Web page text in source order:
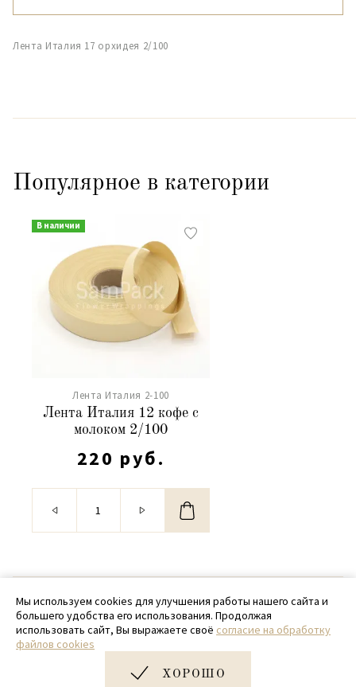
Лента Италия 17 орхидея 2/100
Популярное в категории
В наличии
Лента Италия 2-100
Лента Италия 12 кофе с
молоком 2/100
220 руб.
© 2020 - 2026 SamPack
+ 7 (918) 699-97-87
zakaz@sampack.store
Дизайн и разработка сайта
Мы используем cookies для улучшения работы нашего сайта и
большего удобства его использования. Продолжая
использовать сайт, Вы выражаете своё согласие на обработку
файлов cookies
ХОРОШО